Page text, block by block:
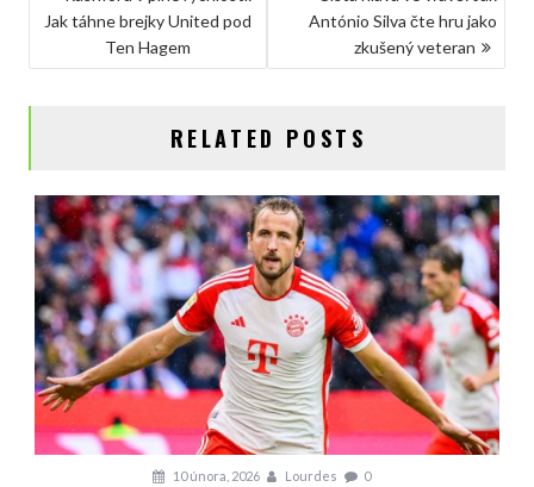
PRO
PŘÍSPĚVEK
Jak táhne brejky United pod
Ten Hagem
António Silva čte hru jako
zkušený veteran
RELATED POSTS
10 února, 2026 Lourdes 0